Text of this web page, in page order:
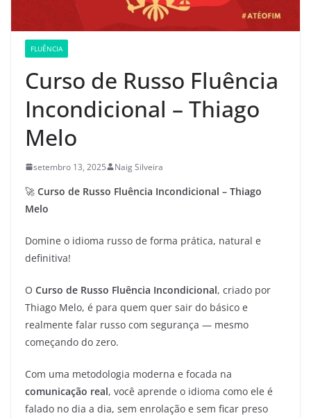
FLUÊNCIA
Curso de Russo Fluência
Incondicional – Thiago
Melo
setembro 13, 2025 Naig Silveira
🚀 Curso de Russo Fluência Incondicional – Thiago
Melo
Domine o idioma russo de forma prática, natural e
definitiva!
O Curso de Russo Fluência Incondicional, criado por
Thiago Melo, é para quem quer sair do básico e
realmente falar russo com segurança — mesmo
começando do zero.
Com uma metodologia moderna e focada na
comunicação real, você aprende o idioma como ele é
falado no dia a dia, sem enrolação e sem ficar preso